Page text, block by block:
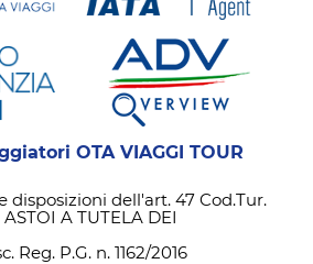
OTA VIAGGI TOUR
disposizioni dell'art. 47 Cod.Tur.
A TUTELA DEI
Reg. P.G. n. 1162/2016